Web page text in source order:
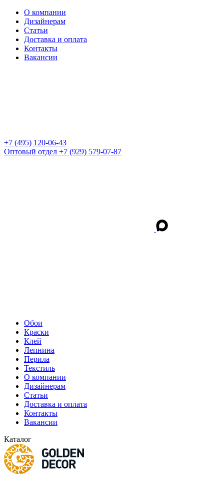
О компании
Дизайнерам
Статьи
Доставка и оплата
Контакты
Вакансии
+7 (495) 120-06-43
Оптовый отдел +7 (929) 579-07-87
Обои
Краски
Клей
Лепнина
Перила
Текстиль
О компании
Дизайнерам
Статьи
Доставка и оплата
Контакты
Вакансии
Каталог